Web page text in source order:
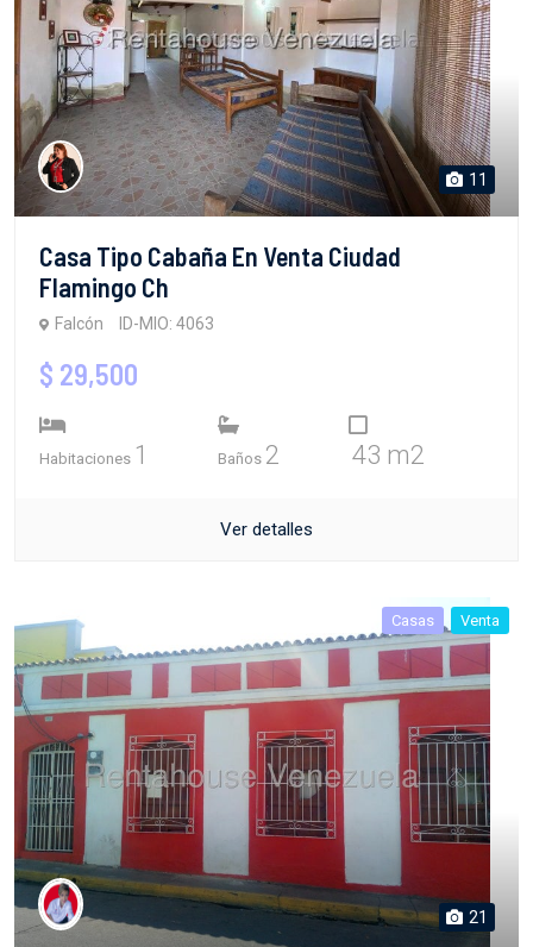
11
Casa Tipo Cabaña En Venta Ciudad
Flamingo Ch
Falcón ID-MIO: 4063
$ 29,500
Habitaciones 1 Baños 2 43 m2
Ver detalles
Casas Venta
21